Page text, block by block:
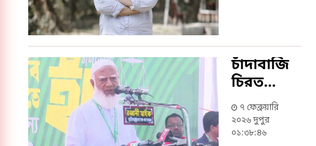
ইসলাম
চাঁদাবাজি
চিরতরে
বন্ধ করা
হবে:
জামায়াত
৭ ফেব্রুয়ারি
২০২৬ দুপুর
০১:৩৮:৪৬